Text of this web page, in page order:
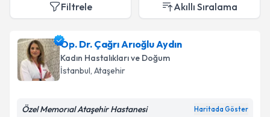
Filtrele Akıllı Sıralama
Op. Dr. Çağrı Arıoğlu Aydın
Kadın Hastalıkları ve Doğum
İstanbul, Ataşehir
Özel Memorıal Ataşehir Hastanesi Haritada Göster